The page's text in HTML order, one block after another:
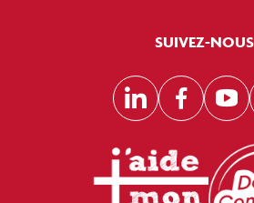
SUIVEZ-NOUS
LinkedIn